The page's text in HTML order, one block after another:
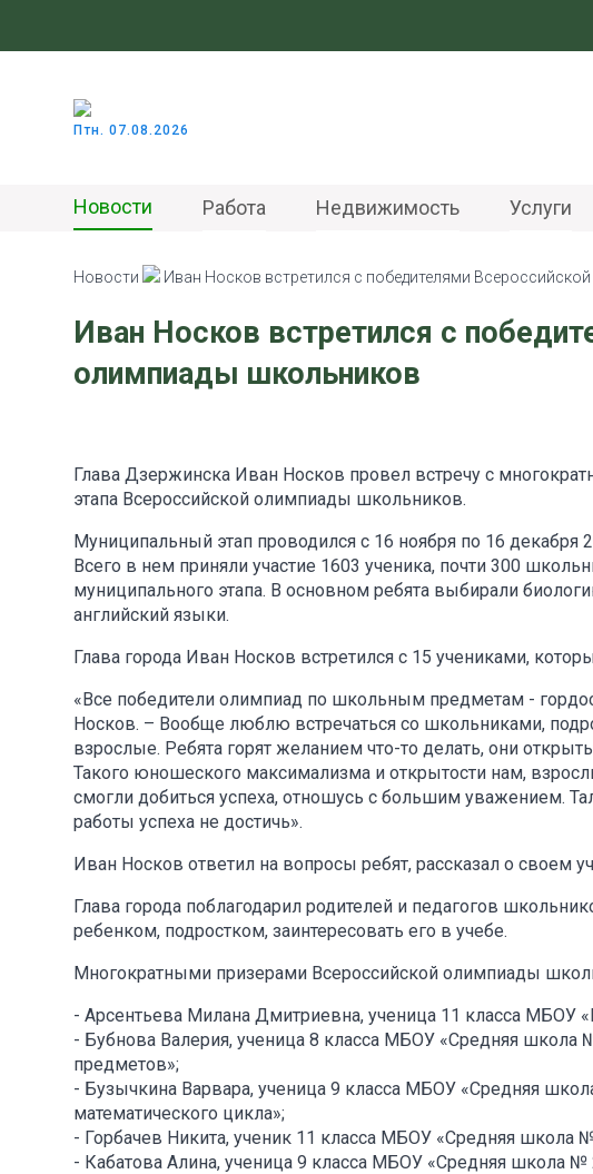
Птн. 07.08.2026
Новости Работа Недвижимость Услуги
Новости Иван Носков встретился с победителями
Иван Носков встретился с
олимпиады школьников
Глава Дзержинска Иван Носков провел встречу с
этапа Всероссийской олимпиады школьников.
Муниципальный этап проводился с 16 ноября по 16
Всего в нем приняли участие 1603 ученика, почти 300
муниципального этапа. В основном ребята выбирали
английский языки.
Глава города Иван Носков встретился с 15 учениками,
«Все победители олимпиад по школьным предметам -
Носков. – Вообще люблю встречаться со школьниками,
взрослые. Ребята горят желанием что-то делать, они
Такого юношеского максимализма и открытости нам,
смогли добиться успеха, отношусь с большим уважением.
работы успеха не достичь».
Иван Носков ответил на вопросы ребят, рассказал о своем
Глава города поблагодарил родителей и педагогов
ребенком, подростком, заинтересовать его в учебе.
Многократными призерами Всероссийской олимпиады
- Арсентьева Милана Дмитриевна, ученица 11 класса МБОУ
- Бубнова Валерия, ученица 8 класса МБОУ «Средняя
предметов»;
- Бузычкина Варвара, ученица 9 класса МБОУ «Средняя
математического цикла»;
- Горбачев Никита, ученик 11 класса МБОУ «Средняя школа
- Кабатова Алина, ученица 9 класса МБОУ «Средняя школа